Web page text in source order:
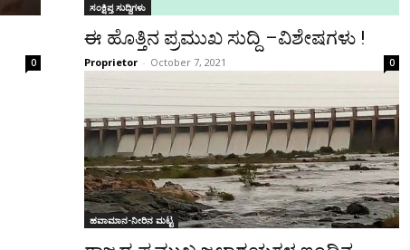
0
ಸಂಕ್ಷಿಪ್ತ ಸುದ್ದಿಗಳು
ಈ ಹೊತ್ತಿನ ಪ್ರಮುಖ ಸುದ್ದಿ –ವಿಶೇಷಗಳು !
Proprietor - October 7, 2021 0
ಹವಾಮಾನ-ನೀರಿನ ಮಟ್ಟ